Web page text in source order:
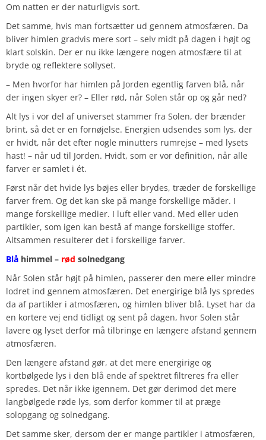
Om natten er der naturligvis sort.
Det samme, hvis man fortsætter ud gennem atmosfæren. Da
bliver himlen gradvis mere sort – selv midt på dagen i højt og
klart solskin. Der er nu ikke længere nogen atmosfære til at
bryde og reflektere sollyset.
– Men hvorfor har himlen på Jorden egentlig farven blå, når
der ingen skyer er? – Eller rød, når Solen står op og går ned?
Alt lys i vor del af universet stammer fra Solen, der brænder
brint, så det er en fornøjelse. Energien udsendes som lys, der
er hvidt, når det efter nogle minutters rumrejse – med lysets
hast! – når ud til Jorden. Hvidt, som er vor definition, når alle
farver er samlet i ét.
Først når det hvide lys bøjes eller brydes, træder de forskellige
farver frem. Og det kan ske på mange forskellige måder. I
mange forskellige medier. I luft eller vand. Med eller uden
partikler, som igen kan bestå af mange forskellige stoffer.
Altsammen resulterer det i forskellige farver.
Blå himmel – rød solnedgang
Når Solen står højt på himlen, passerer den mere eller mindre
lodret ind gennem atmosfæren. Det energirige blå lys spredes
da af partikler i atmosfæren, og himlen bliver blå. Lyset har da
en kortere vej end tidligt og sent på dagen, hvor Solen står
lavere og lyset derfor må tilbringe en længere afstand gennem
atmosfæren.
Den længere afstand gør, at det mere energirige og
kortbølgede lys i den blå ende af spektret filtreres fra eller
spredes. Det når ikke igennem. Det gør derimod det mere
langbølgede røde lys, som derfor kommer til at præge
solopgang og solnedgang.
Det samme sker, dersom der er mange partikler i atmosfæren,